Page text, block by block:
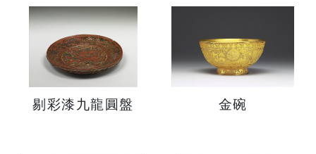
剔彩漆九龍圓盤 金碗